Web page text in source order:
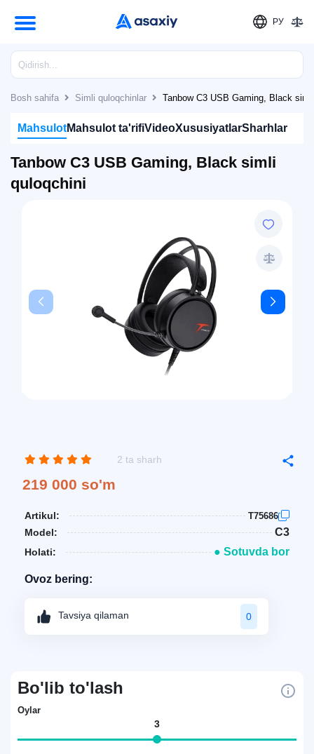
РУ
Bosh sahifa Simli quloqchinlar Tanbow C3 USB Gaming, Black
MahsulotMahsulot ta'rifiVideoXususiyatlarSharhlar
Tanbow C3 USB Gaming, Black simli
quloqchini
2 ta sharh
219 000 so'm
Artikul: T75686
Model: C3
Holati: ● Sotuvda bor
Ovoz bering:
Tavsiya qilaman 0
Bo'lib to'lash
Oylar
3